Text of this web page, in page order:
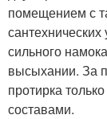
помещением с
сильного
высыхании. За
протирка
составами.